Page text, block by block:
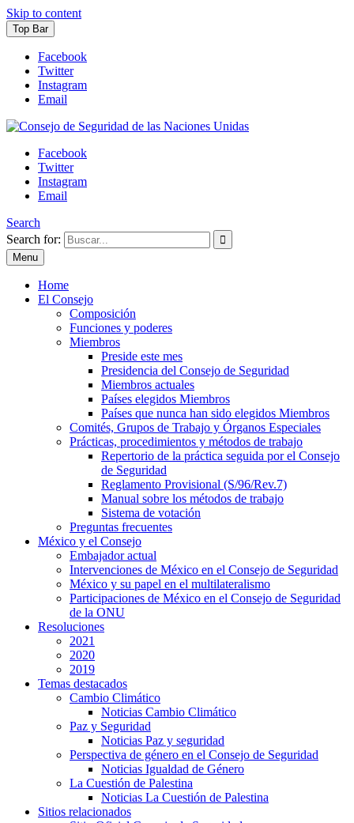
Skip to content
Top Bar
Facebook
Twitter
Instagram
Email
Consejo de Seguridad de las Naciones Unidas
México 2021-2022
Facebook
Twitter
Instagram
Email
Search
Search for:
Menu
Home
El Consejo
Composición
Funciones y poderes
Miembros
Preside este mes
Presidencia del Consejo de Seguridad
Miembros actuales
Países elegidos Miembros
Países que nunca han sido elegidos Miembros
Comités, Grupos de Trabajo y Órganos Especiales
Prácticas, procedimientos y métodos de trabajo
Repertorio de la práctica seguida por el Consejo
de Seguridad
Reglamento Provisional (S/96/Rev.7)
Manual sobre los métodos de trabajo
Sistema de votación
Preguntas frecuentes
México y el Consejo
Embajador actual
Intervenciones de México en el Consejo de Seguridad
México y su papel en el multilateralismo
Participaciones de México en el Consejo de Seguridad
de la ONU
Resoluciones
2021
2020
2019
Temas destacados
Cambio Climático
Noticias Cambio Climático
Paz y Seguridad
Noticias Paz y seguridad
Perspectiva de género en el Consejo de Seguridad
Noticias Igualdad de Género
La Cuestión de Palestina
Noticias La Cuestión de Palestina
Sitios relacionados